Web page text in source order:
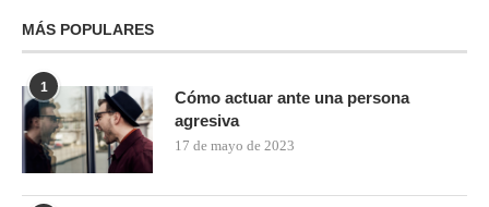
MÁS POPULARES
1
Cómo actuar ante una persona
agresiva
17 de mayo de 2023